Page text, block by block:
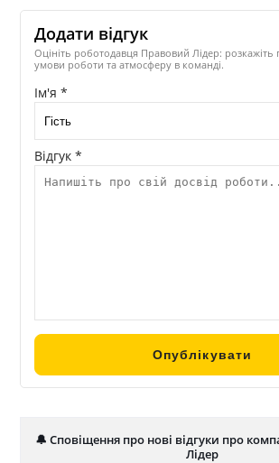
Додати відгук
Оцініть роботодавця Правовий Лідер:
умови роботи та атмосферу в команді.
Ім'я *
Відгук *
🔔 Сповіщення про нові відгуки про
Лідер